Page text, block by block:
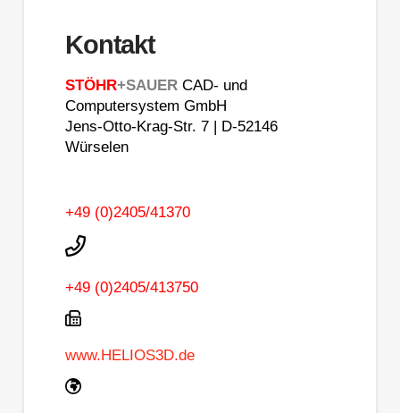
Kontakt
STÖHR+SAUERCAD- und
Computersystem GmbH
Jens-Otto-Krag-Str. 7 | D-52146
Würselen
+49 (0)2405/41370
+49 (0)2405/413750
www.HELIOS3D.de